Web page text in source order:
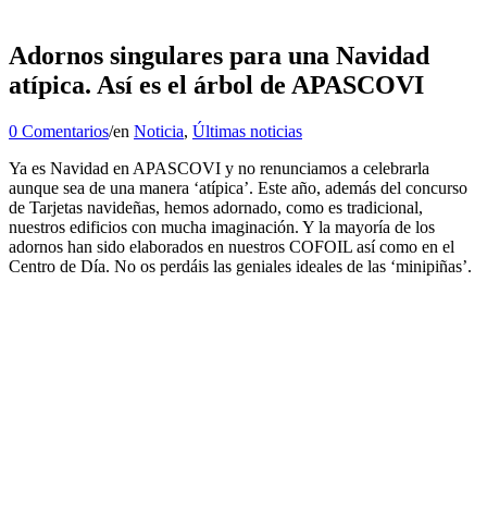
Adornos singulares para una Navidad
atípica. Así es el árbol de APASCOVI
0 Comentarios/en Noticia, Últimas noticias
Ya es Navidad en APASCOVI y no renunciamos a celebrarla
aunque sea de una manera ‘atípica’. Este año, además del concurso
de Tarjetas navideñas, hemos adornado, como es tradicional,
nuestros edificios con mucha imaginación. Y la mayoría de los
adornos han sido elaborados en nuestros COFOIL así como en el
Centro de Día. No os perdáis las geniales ideales de las ‘minipiñas’.